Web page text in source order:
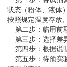
状态（粉体、液体
按照规定温度存放。
第二步：临用前
第三步：选择差
第四步：根据说
第五步：待预实